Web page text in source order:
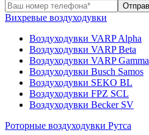
Вихревые воздуходувки
Воздуходувки VARP Alpha
Воздуходувки VARP Beta
Воздуходувки VARP Gamma
Воздуходувки Busch Samos
Воздуходувки SEKO BL
Воздуходувки FPZ SCL
Воздуходувки Becker SV
Роторные воздуходувки Рутса